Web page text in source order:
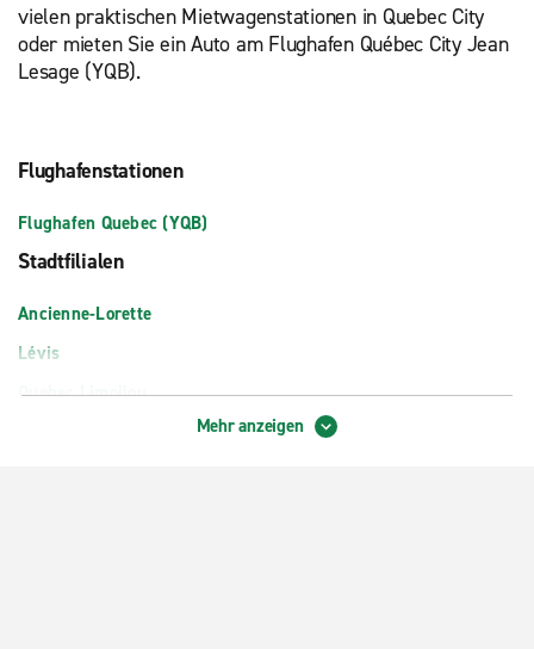
vielen praktischen Mietwagenstationen in Quebec City
oder mieten Sie ein Auto am Flughafen Québec City Jean
Lesage (YQB).
Flughafenstationen
Flughafen Quebec (YQB)
Stadtfilialen
Ancienne-Lorette
Lévis
Quebec Limoilou
Mehr anzeigen